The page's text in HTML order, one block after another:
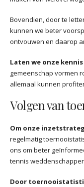
Bovendien, door te
kunnen we beter
ontvouwen en daarop
Laten we onze
gemeenschap vormen
allemaal kunnen
Volgen van
Om onze
regelmatig
ons om beter
tennis
Door